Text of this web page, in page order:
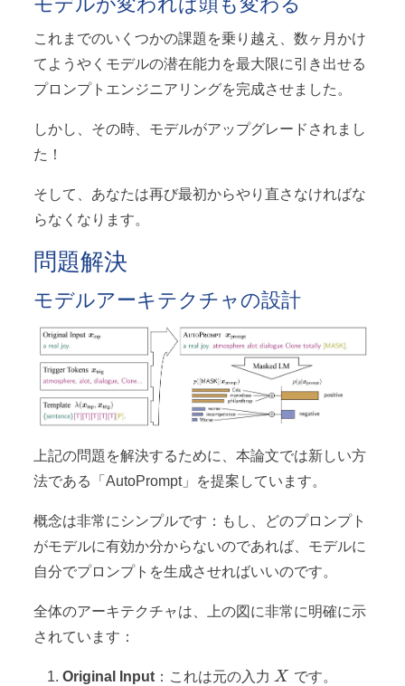
これまでのいくつかの課題を乗り越え、数ヶ月かけ
てようやくモデルの潜在能力を最大限に引き出せる
プロンプトエンジニアリングを完成させました。
しかし、その時、モデルがアップグレードされまし
た！
そして、あなたは再び最初からやり直さなければな
らなくなります。
問題解決
モデルアーキテクチャの設計
上記の問題を解決するために、本論文では新しい方
法である「AutoPrompt」を提案しています。
概念は非常にシンプルです：もし、どのプロンプト
がモデルに有効か分からないのであれば、モデルに
自分でプロンプトを生成させればいいのです。
全体のアーキテクチャは、上の図に非常に明確に示
されています：
Original Input ：これは元の入力 X
X です。